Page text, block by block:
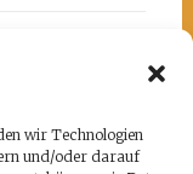
wir Technologien
und/oder darauf